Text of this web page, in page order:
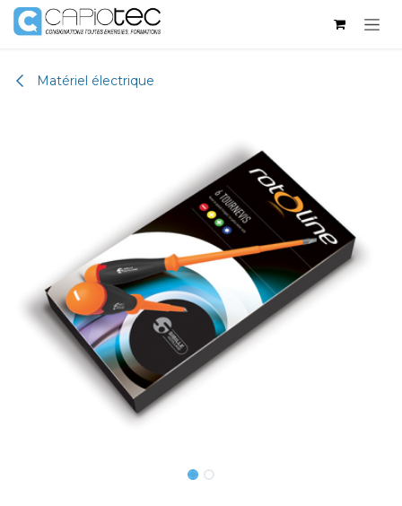
Se rendre au contenu
Matériel électrique